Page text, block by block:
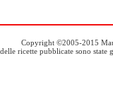
Copyright ©2005-2015
ricette pubblicate sono state